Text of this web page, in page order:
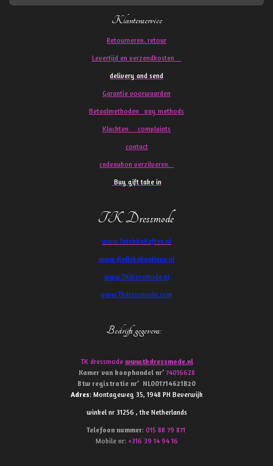
Klantenservice
Retourneren. retour
Levertijd en verzendkosten
delivery and send
Garantie voorwaarden
Betaalmethoden pay methods
Klachten complaints
contact
cadeaubon verzilveren.
Buy gift take in
TK Dressmode
www.TakchitaKaftan.nl
www.djellababoutique.nl
www.TKdressmode.nl
www.Tkdressmode.com
Bedrijfs gegevens:
TK dressmode www.tkdressmode.nl
Kamer van koophandel nr’ 74016628
Btw registratie nr’ NL001714621B20
Adres: Montageweg 35, 1948 PH Beverwijk
winkel nr 31256 , the Netherlands
Telefoon nummer: 015 88 79 871
Mobile nr: +316 39 14 94 16